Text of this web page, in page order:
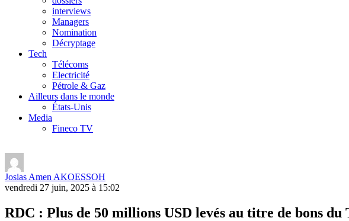
interviews
Managers
Nomination
Décryptage
Tech
Télécoms
Electricité
Pétrole & Gaz
Ailleurs dans le monde
États-Unis
Media
Fineco TV
Josias Amen AKOESSOH
vendredi 27 juin, 2025 à 15:02
RDC : Plus de 50 millions USD levés au titre de bons du